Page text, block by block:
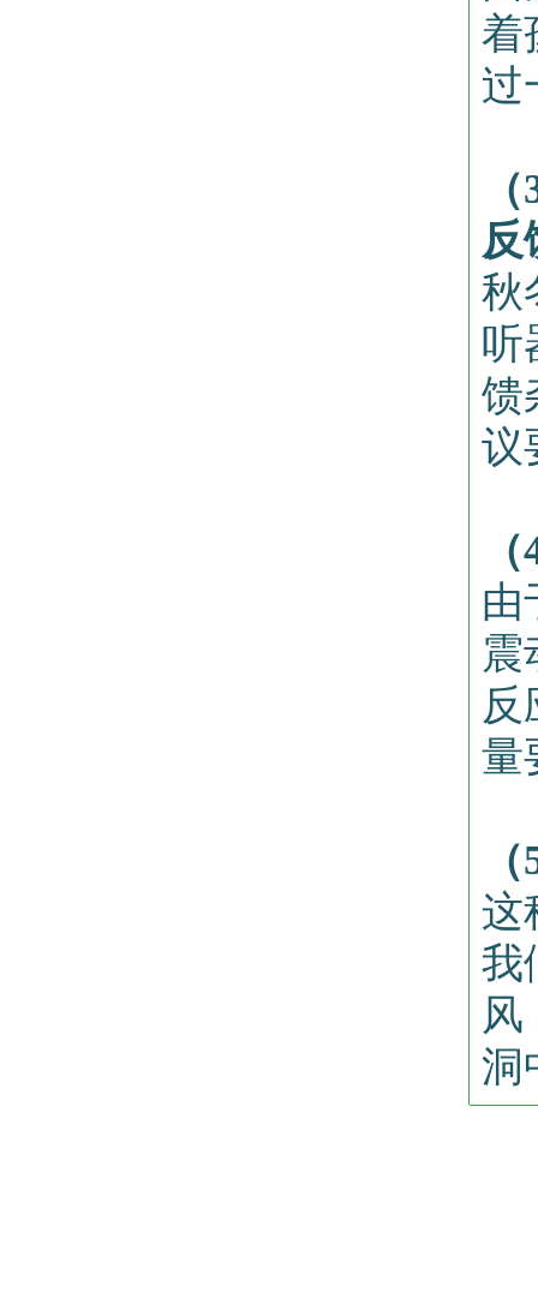
着
过
反
秋
听
馈
议
由
震
反
量
这
我
风
洞